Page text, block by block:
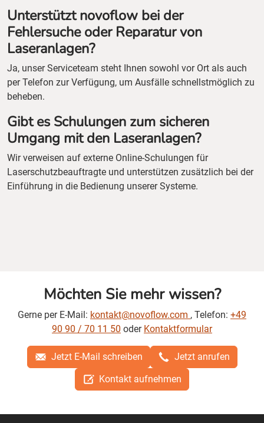
Unterstützt novoflow bei der
Fehlersuche oder Reparatur von
Laseranlagen?
Ja, unser Serviceteam steht Ihnen sowohl vor Ort als auch
per Telefon zur Verfügung, um Ausfälle schnellstmöglich zu
beheben.
Gibt es Schulungen zum sicheren
Umgang mit den Laseranlagen?
Wir verweisen auf externe Online-Schulungen für
Laserschutzbeauftragte und unterstützen zusätzlich bei der
Einführung in die Bedienung unserer Systeme.
Möchten Sie mehr wissen?
Gerne per E-Mail: kontakt@novoflow.com , Telefon: +49
90 90 / 70 11 50 oder Kontaktformular
Jetzt E-Mail schreiben
Jetzt anrufen
Kontakt aufnehmen